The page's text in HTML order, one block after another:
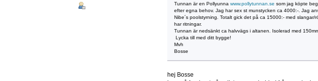
Tunnan är en Pollyunna www.pollytunnan.se som jag köpte
efter egna behov. Jag har sex st munstycken ca 4000:-. Jag
Nibe´s poolstyrning. Totalt gick det på ca 15000:- med
har ritningar.
Tunnan är nedsänkt ca halvvägs i altanen. Isolerad med
Lycka till med ditt bygge!
Mvh
Bosse
hej Bosse